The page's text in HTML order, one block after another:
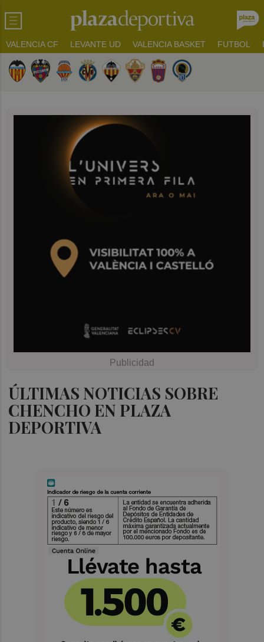
VALENCIA CF LEVANTE UD VALENCIA BASKET FUTBOL
ÚLTIMAS NOTICIAS SOBRE
CHENCHO EN PLAZA
DEPORTIVA